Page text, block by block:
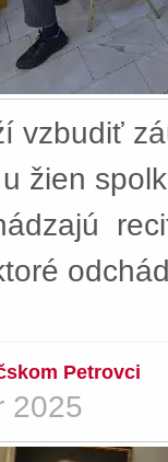
vzbudiť
žien
Petrovci
2025